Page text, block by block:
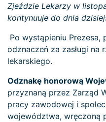
Zjeździe Lekarzy w
kontynuuje do dnia
Po wystąpieniu
odznaczeń za zasługi na
lekarskiego.
Odznakę honorową
przyznaną przez Zarząd
pracy zawodowej i
województwa, wręczoną